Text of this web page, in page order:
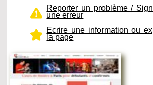
Reporter un problème /
une erreur
Ecrire une information ou
la page